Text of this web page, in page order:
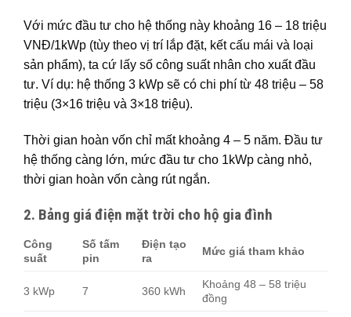
Với mức đầu tư cho hệ thống này khoảng 16 – 18 triệu
VNĐ/1kWp (tùy theo vị trí lắp đặt, kết cấu mái và loại
sản phẩm), ta cứ lấy số công suất nhân cho xuất đầu
tư. Ví dụ: hệ thống 3 kWp sẽ có chi phí từ 48 triệu – 58
triệu (3×16 triệu và 3×18 triệu).
Thời gian hoàn vốn chỉ mất khoảng 4 – 5 năm. Đầu tư
hệ thống càng lớn, mức đầu tư cho 1kWp càng nhỏ,
thời gian hoàn vốn càng rút ngắn.
2. Bảng giá điện mặt trời cho hộ gia đình
Công
suất
Số tấm
pin
Điện tạo
ra
Mức giá tham khảo
3 kWp 7 360 kWh
Khoảng 48 – 58 triệu
đồng